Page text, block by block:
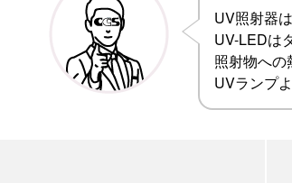
UV照射器
UV-LEDは
照射物への
UVランプ